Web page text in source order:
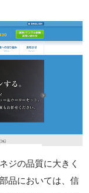
ジの品質に大きく
品においては、信